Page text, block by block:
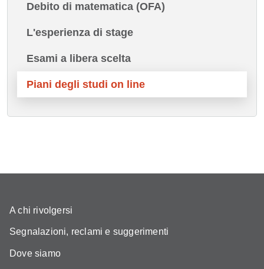
Debito di matematica (OFA)
L'esperienza di stage
Esami a libera scelta
Piani degli studi on line
A chi rivolgersi
Segnalazioni, reclami e suggerimenti
Dove siamo